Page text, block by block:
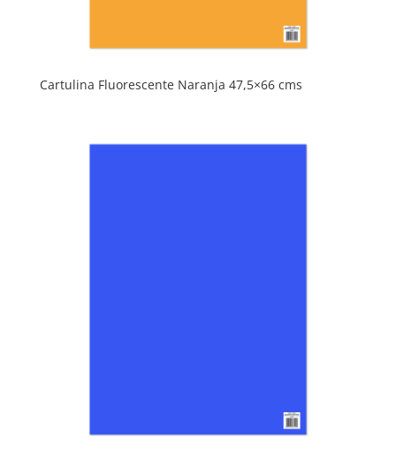
Cartulina Fluorescente Naranja 47,5×66 cms